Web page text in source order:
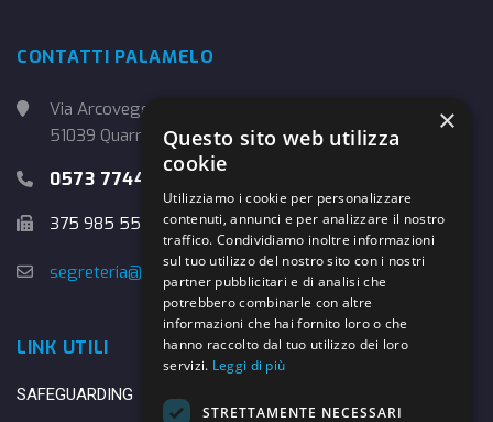
CONTATTI PALAMELO
Via Arcoveggio, 4
51039 Quarrata (PT)
0573 774457
375 985 5526
segreteria@danybasket.it
LINK UTILI
SAFEGUARDING
×
Questo sito web utilizza
cookie
Utilizziamo i cookie per personalizzare
contenuti, annunci e per analizzare il nostro
traffico. Condividiamo inoltre informazioni
sul tuo utilizzo del nostro sito con i nostri
partner pubblicitari e di analisi che
potrebbero combinarle con altre
informazioni che hai fornito loro o che
hanno raccolto dal tuo utilizzo dei loro
servizi. Leggi di più
STRETTAMENTE NECESSARI